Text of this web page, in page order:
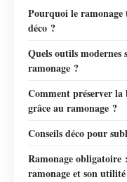
Pourquoi le
déco ?
Quels outils modernes
ramonage ?
Comment préserver la
grâce au ramonage ?
Conseils déco pour
Ramonage
ramonage et son utilité